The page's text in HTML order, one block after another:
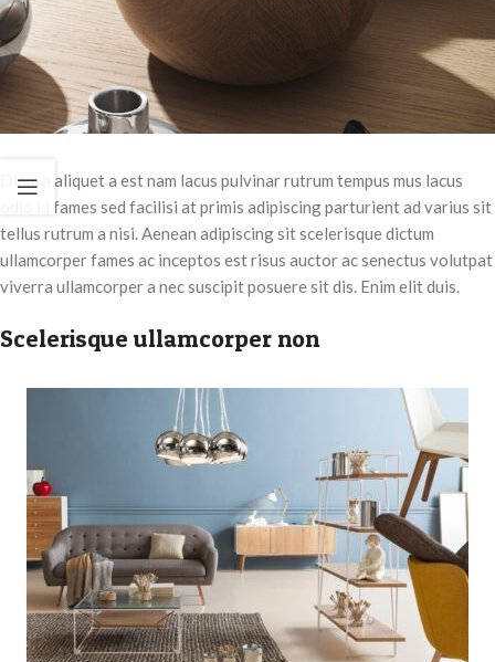
Diam a aliquet a est nam lacus pulvinar rutrum tempus mus lacus
odio id fames sed facilisi at primis adipiscing parturient ad varius sit
tellus rutrum a nisi. Aenean adipiscing sit scelerisque dictum
ullamcorper fames ac inceptos est risus auctor ac senectus volutpat
viverra ullamcorper a nec suscipit posuere sit dis. Enim elit duis.
Scelerisque ullamcorper non